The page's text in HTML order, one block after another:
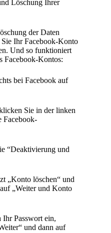
Löschung Ihrer
der Daten
Ihr Facebook-Konto
Und so funktioniert
Facebook-Kontos:
bei Facebook auf
Sie in der linken
Facebook-
“Deaktivierung und
„Konto löschen“ und
„Weiter und Konto
Ihr Passwort ein,
und dann auf